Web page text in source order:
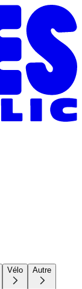
Vélo Autre